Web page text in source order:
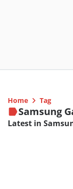
Home Tag
Samsung
Latest in